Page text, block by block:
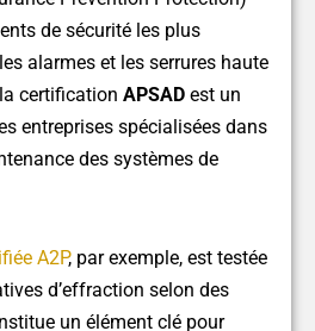
de sécurité les plus
alarmes et les serrures haute
certification APSAD est un
entreprises spécialisées dans
des systèmes de
A2P, par exemple, est testée
d’effraction selon des
un élément clé pour